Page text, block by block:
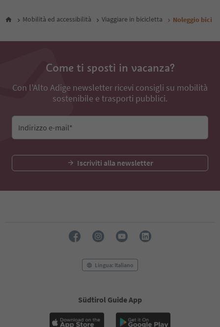
Mobilità ed accessibilità Viaggiare in bicicletta Noleggio bici
Come ti sposti in vacanza?
Con l'Alto Adige newsletter ricevi consigli su mobilità
sostenibile e trasporti pubblici.
Indirizzo e-mail*
Iscriviti alla newsletter
Lingua: Italiano
Südtirol Guide App